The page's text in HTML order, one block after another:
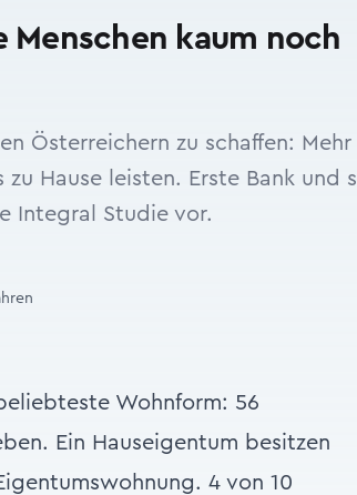
Menschen kaum noch
Österreichern zu schaffen: Mehr
Hause leisten. Erste Bank und s
Integral Studie vor.
Wohnform: 56
Ein Hauseigentum besitzen
4 von 10